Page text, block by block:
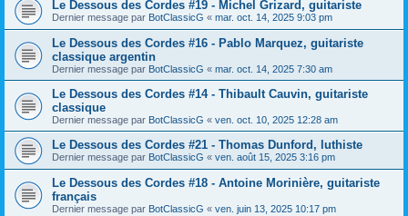
Le Dessous des Cordes #19 - Michel Grizard, guitariste
Dernier message par BotClassicG « mar. oct. 14, 2025 9:03 pm
Le Dessous des Cordes #16 - Pablo Marquez, guitariste
classique argentin
Dernier message par BotClassicG « mar. oct. 14, 2025 7:30 am
Le Dessous des Cordes #14 - Thibault Cauvin, guitariste
classique
Dernier message par BotClassicG « ven. oct. 10, 2025 12:28 am
Le Dessous des Cordes #21 - Thomas Dunford, luthiste
Dernier message par BotClassicG « ven. août 15, 2025 3:16 pm
Le Dessous des Cordes #18 - Antoine Morinière, guitariste
français
Dernier message par BotClassicG « ven. juin 13, 2025 10:17 pm